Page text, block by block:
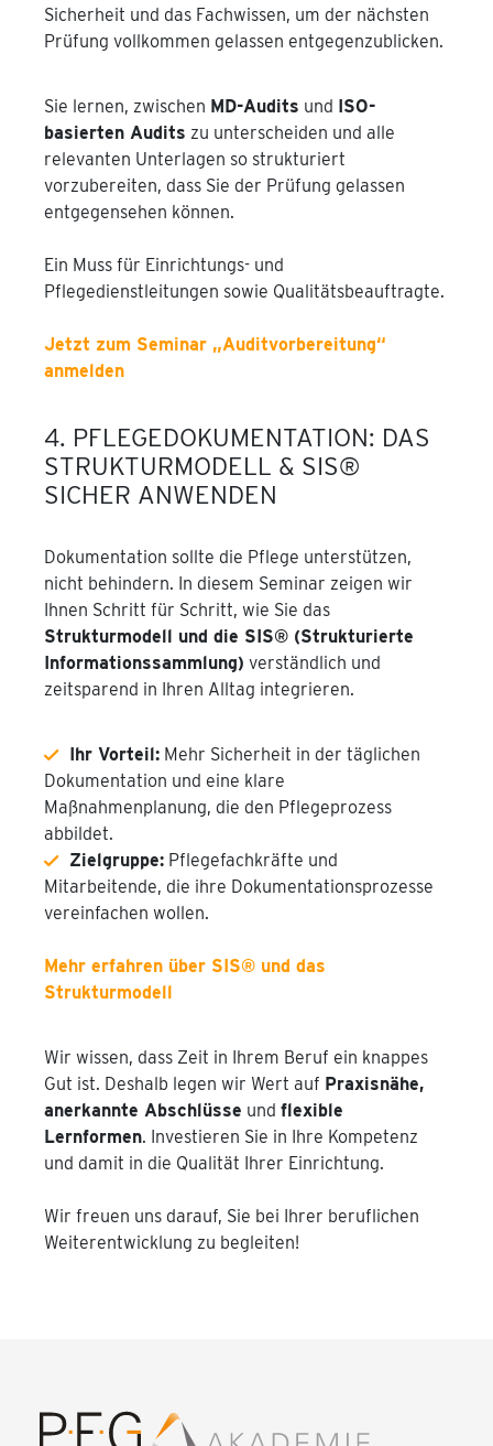
Sicherheit und das Fachwissen, um der nächsten
Prüfung vollkommen gelassen entgegenzublicken.
Sie lernen, zwischen MD-Audits und ISO-
basierten Audits zu unterscheiden und alle
relevanten Unterlagen so strukturiert
vorzubereiten, dass Sie der Prüfung gelassen
entgegensehen können.
Ein Muss für Einrichtungs- und
Pflegedienstleitungen sowie Qualitätsbeauftragte.
Jetzt zum Seminar „Auditvorbereitung“
anmelden
4. PFLEGEDOKUMENTATION: DAS
STRUKTURMODELL & SIS®
SICHER ANWENDEN
Dokumentation sollte die Pflege unterstützen,
nicht behindern. In diesem Seminar zeigen wir
Ihnen Schritt für Schritt, wie Sie das
Strukturmodell und die SIS® (Strukturierte
Informationssammlung) verständlich und
zeitsparend in Ihren Alltag integrieren.
Ihr Vorteil: Mehr Sicherheit in der täglichen
Dokumentation und eine klare
Maßnahmenplanung, die den Pflegeprozess
abbildet.
Zielgruppe: Pflegefachkräfte und
Mitarbeitende, die ihre Dokumentationsprozesse
vereinfachen wollen.
Mehr erfahren über SIS® und das
Strukturmodell
Wir wissen, dass Zeit in Ihrem Beruf ein knappes
Gut ist. Deshalb legen wir Wert auf Praxisnähe,
anerkannte Abschlüsse und flexible
Lernformen. Investieren Sie in Ihre Kompetenz
und damit in die Qualität Ihrer Einrichtung.
Wir freuen uns darauf, Sie bei Ihrer beruflichen
Weiterentwicklung zu begleiten!